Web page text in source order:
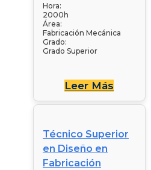
Hora:
2000h
Área:
Fabricación Mecánica
Grado:
Grado Superior
Leer Más
Técnico Superior
en Diseño en
Fabricación